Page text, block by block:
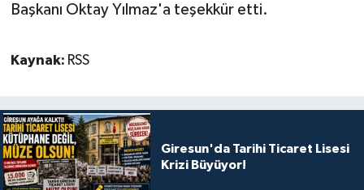
Başkanı Oktay Yılmaz'a teşekkür etti.
Kaynak: RSS
Giresun'da Tarihi Ticaret Lisesi
Krizi Büyüyor!